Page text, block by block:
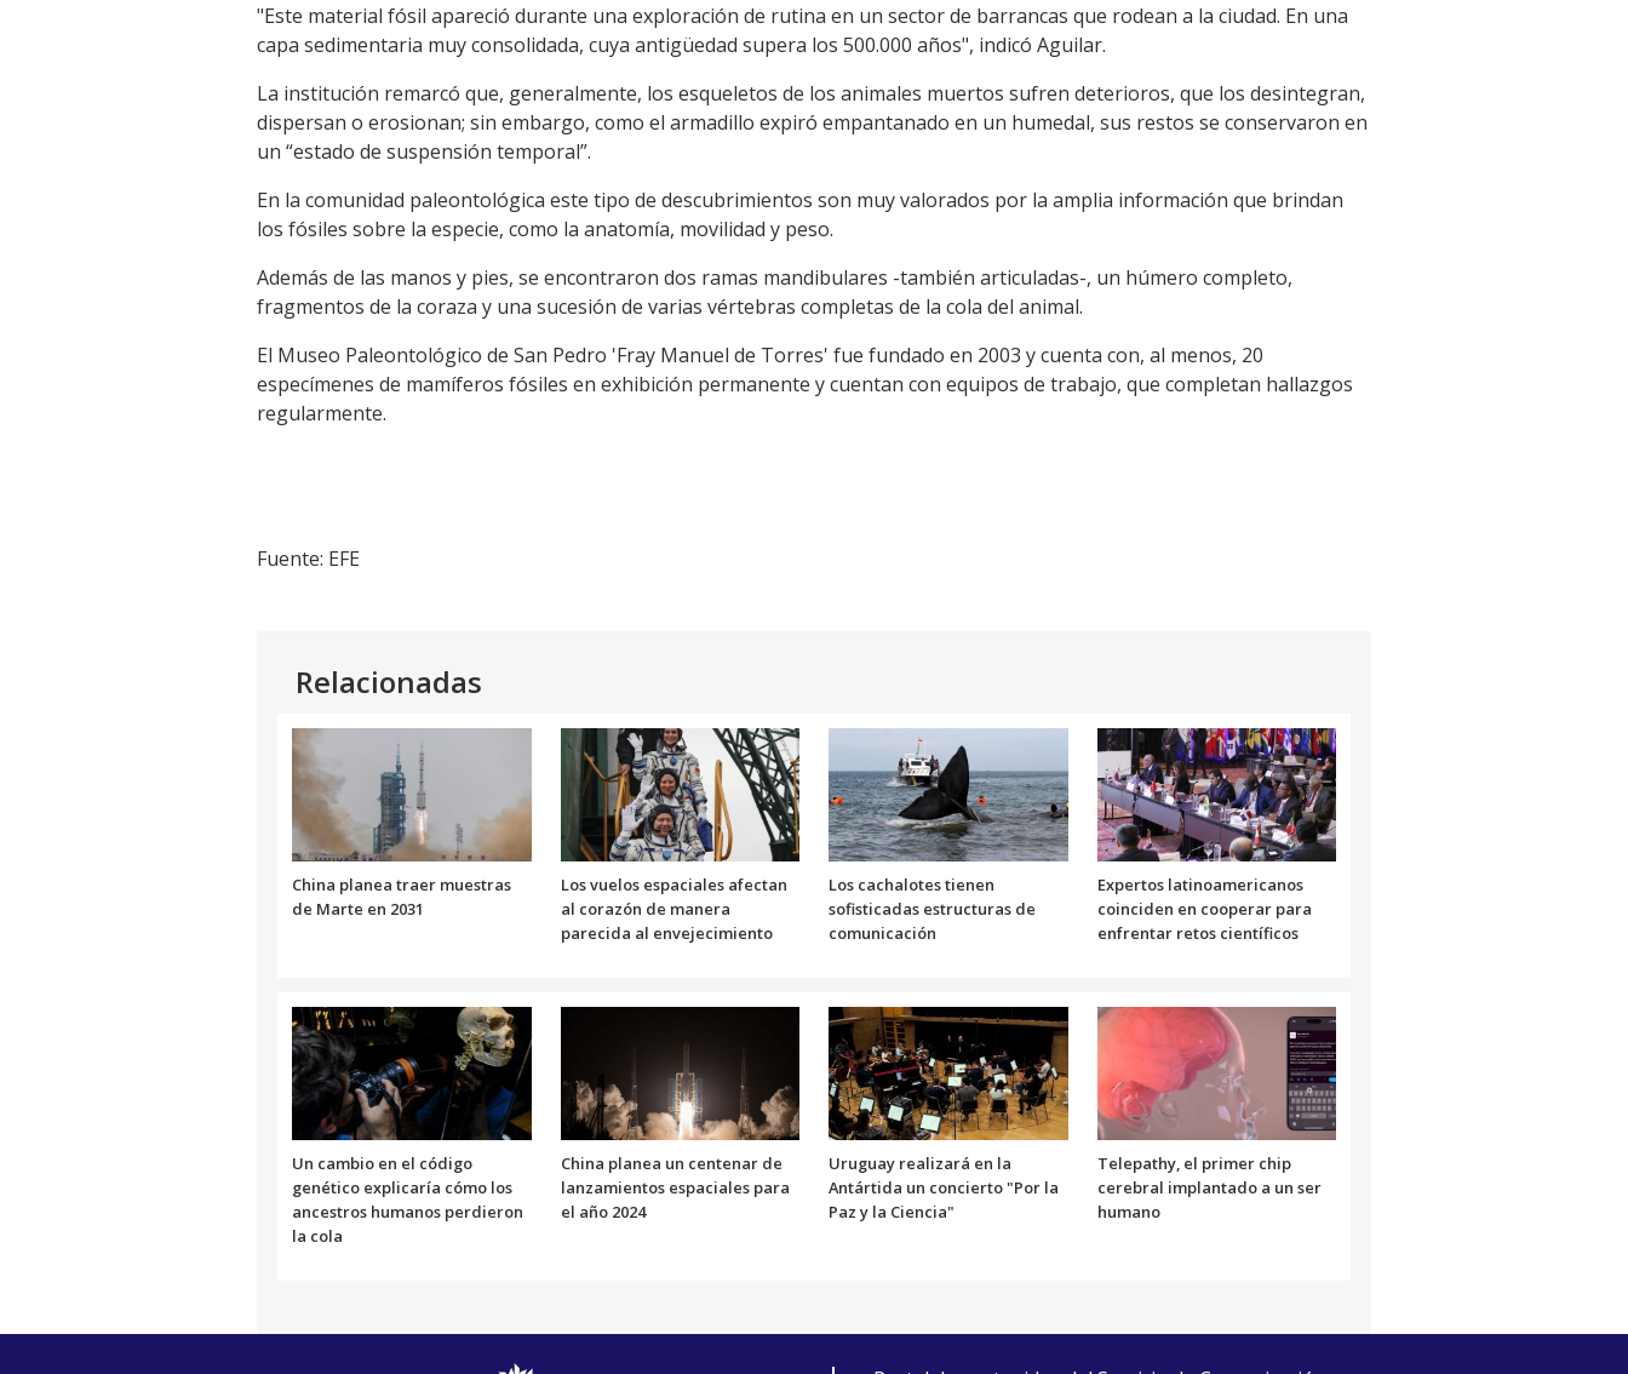
"Este material fósil apareció durante una exploración de rutina en un sector de barrancas que rodean a la ciudad. En una
capa sedimentaria muy consolidada, cuya antigüedad supera los 500.000 años", indicó Aguilar.
La institución remarcó que, generalmente, los esqueletos de los animales muertos sufren deterioros, que los desintegran,
dispersan o erosionan; sin embargo, como el armadillo expiró empantanado en un humedal, sus restos se conservaron en
un “estado de suspensión temporal”.
En la comunidad paleontológica este tipo de descubrimientos son muy valorados por la amplia información que brindan
los fósiles sobre la especie, como la anatomía, movilidad y peso.
Además de las manos y pies, se encontraron dos ramas mandibulares -también articuladas-, un húmero completo,
fragmentos de la coraza y una sucesión de varias vértebras completas de la cola del animal.
El Museo Paleontológico de San Pedro 'Fray Manuel de Torres' fue fundado en 2003 y cuenta con, al menos, 20
especímenes de mamíferos fósiles en exhibición permanente y cuentan con equipos de trabajo, que completan hallazgos
regularmente.
Fuente: EFE
Relacionadas
China planea traer muestras
de Marte en 2031
Los vuelos espaciales afectan
al corazón de manera
parecida al envejecimiento
Los cachalotes tienen
sofisticadas estructuras de
comunicación
Expertos latinoamericanos
coinciden en cooperar para
enfrentar retos científicos
Un cambio en el código
genético explicaría cómo los
ancestros humanos perdieron
la cola
China planea un centenar de
lanzamientos espaciales para
el año 2024
Uruguay realizará en la
Antártida un concierto "Por la
Paz y la Ciencia"
Telepathy, el primer chip
cerebral implantado a un ser
humano